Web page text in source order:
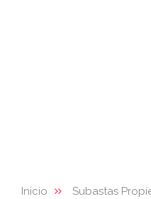
Inicio Subastas